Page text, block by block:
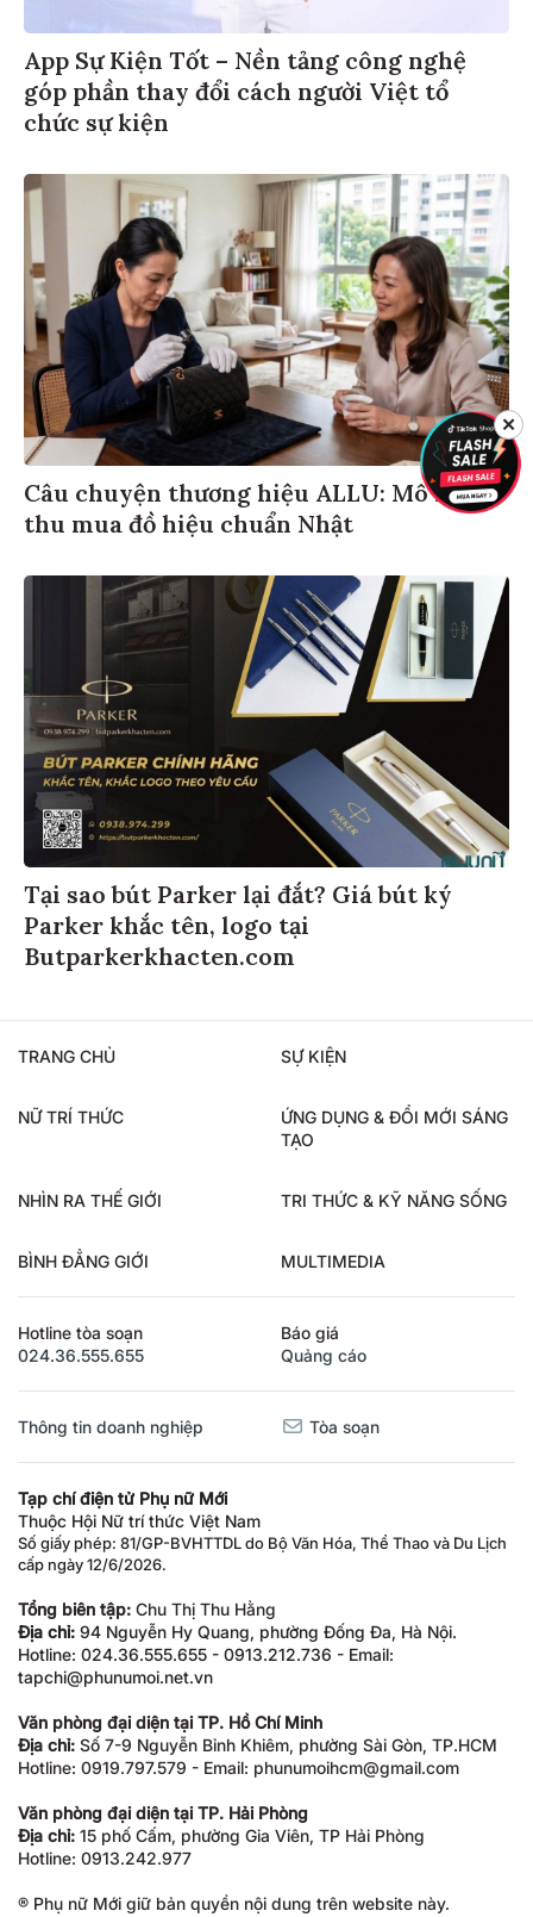
App Sự Kiện Tốt – Nền tảng công nghệ
góp phần thay đổi cách người Việt tổ
chức sự kiện
Câu chuyện thương hiệu ALLU: Mô hình
thu mua đồ hiệu chuẩn Nhật
Tại sao bút Parker lại đắt? Giá bút ký
Parker khắc tên, logo tại
Butparkerkhacten.com
TRANG CHỦ SỰ KIỆN
NỮ TRÍ THỨC
ỨNG DỤNG & ĐỔI MỚI SÁNG
TẠO
NHÌN RA THẾ GIỚI TRI THỨC & KỸ NĂNG SỐNG
BÌNH ĐẲNG GIỚI MULTIMEDIA
Hotline tòa soạn
024.36.555.655
Báo giá
Quảng cáo
Thông tin doanh nghiệp Tòa soạn
Tạp chí điện tử Phụ nữ Mới
Thuộc Hội Nữ trí thức Việt Nam
Số giấy phép: 81/GP-BVHTTDL do Bộ Văn Hóa, Thể Thao và Du Lịch
cấp ngày 12/6/2026.
Tổng biên tập: Chu Thị Thu Hằng
Địa chỉ: 94 Nguyễn Hy Quang, phường Đống Đa, Hà Nội.
Hotline: 024.36.555.655 - 0913.212.736 - Email:
tapchi@phunumoi.net.vn
Văn phòng đại diện tại TP. Hồ Chí Minh
Địa chỉ: Số 7-9 Nguyễn Bỉnh Khiêm, phường Sài Gòn, TP.HCM
Hotline: 0919.797.579 - Email: phunumoihcm@gmail.com
Văn phòng đại diện tại TP. Hải Phòng
Địa chỉ: 15 phố Cấm, phường Gia Viên, TP Hải Phòng
Hotline: 0913.242.977
® Phụ nữ Mới giữ bản quyền nội dung trên website này.
✕